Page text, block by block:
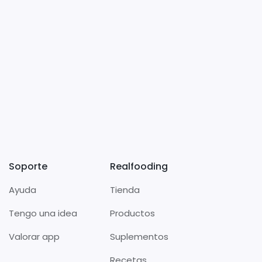
Soporte
Ayuda
Tengo una idea
Valorar app
Realfooding
Tienda
Productos
Suplementos